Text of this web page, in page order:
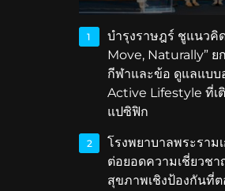
1
บำรุงราษฎร์ ชูแนวคิ
Move, Naturally” ย
กีฬาและข้อ ดูแลแบบ
Active Lifestyle ที่เ
แปซิฟิก
2
โรงพยาบาลพระราม
ต่อยอดความเชี่ยวช
สุขภาพเชิงป้องกันที่